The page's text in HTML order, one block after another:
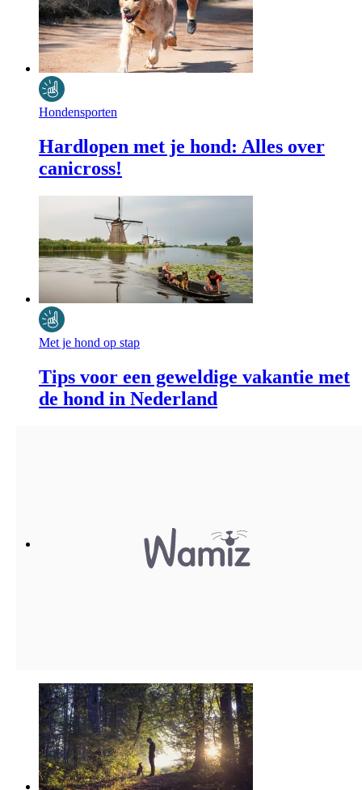
Hondensporten
Hardlopen met je hond: Alles over
canicross!
Met je hond op stap
Tips voor een geweldige vakantie met
de hond in Nederland